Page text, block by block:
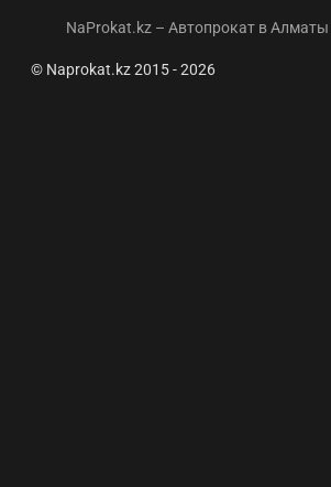
NaProkat.kz – Автопрокат в Алматы
© Naprokat.kz 2015 - 2026